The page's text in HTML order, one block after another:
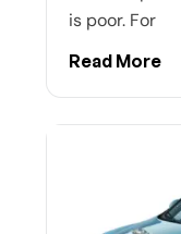
is poor. For
Read More